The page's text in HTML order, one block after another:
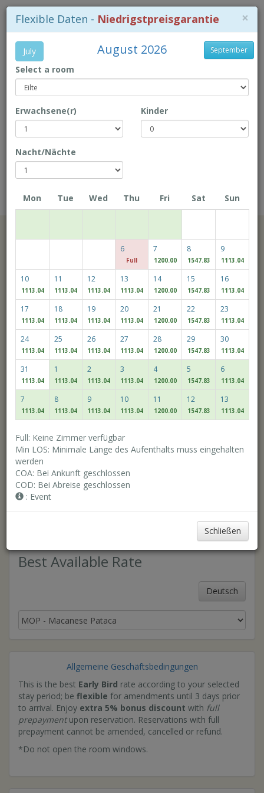
Lageplan
Enjoy the BEST rate, exclusive
offers & more... Book directly with
us!
Casa Real Hotel
Check-in-Datum
Check-out-Datum
Erwachsene(r) Kinder
Access/Discount Code
Verfügbarkeit prüfen
Flexible Daten
×
Flexible Daten - Niedrigstpreisgarantie
July August 2026 September
Select a room
Erwachsene(r) Kinder
Nacht/Nächte
Mon Tue Wed Thu Fri Sat Sun
6
Full
7
1200.00
8
1547.83
9
1113.04
10
1113.04
11
1113.04
12
1113.04
13
1113.04
14
1200.00
15
1547.83
16
1113.04
17
1113.04
18
1113.04
19
1113.04
20
1113.04
21
1200.00
22
1547.83
23
1113.04
24
1113.04
25
1113.04
26
1113.04
27
1113.04
28
1200.00
29
1547.83
30
1113.04
31
1113.04
1
1113.04
2
1113.04
3
1113.04
4
1200.00
5
1547.83
6
1113.04
7
1113.04
8
1113.04
9
1113.04
10
1113.04
11
1200.00
12
1547.83
13
1113.04
Full: Keine Zimmer verfügbar
Min LOS: Minimale Länge des Aufenthalts muss eingehalten
werden
COA: Bei Ankunft geschlossen
COD: Bei Abreise geschlossen
: Event
Schließen
Best Available Rate
Deutsch
Allgemeine Geschäftsbedingungen
This is the best Early Bird rate according to your selected
stay period; be flexible for amendments until 3 days prior
to arrival. Enjoy extra 5% bonus discount with full
prepaymentupon reservation. Reservations with full
prepayment cannot be amended, cancelled or refund.
*Do not open the room windows.